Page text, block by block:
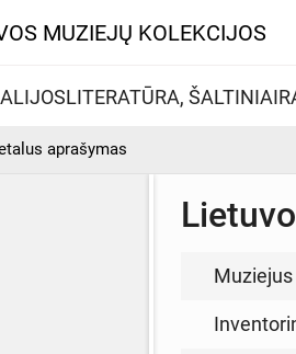
MUZIEJŲ KOLEKCIJOS
LITERATŪRA, ŠALTINIAI
aprašymas
Muziejus